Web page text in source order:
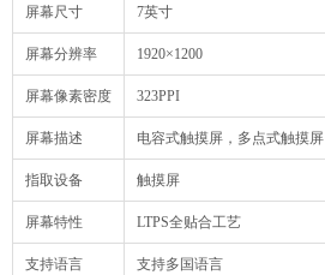
屏幕尺寸 7英寸
屏幕分辨率 1920×1200
屏幕像素密度 323PPI
屏幕描述 电容式触摸屏，多点式触摸屏
指取设备 触摸屏
屏幕特性 LTPS全贴合工艺
支持语言 支持多国语言